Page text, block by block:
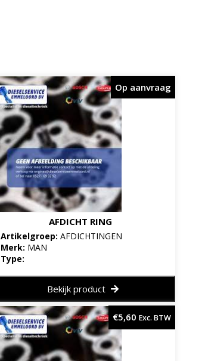
AFDICHT RING
Artikelgroep:AFDICHTINGEN
Merk: MAN
Type:
Op aanvraag
Bekijk product
€5,60 Exc. BTW